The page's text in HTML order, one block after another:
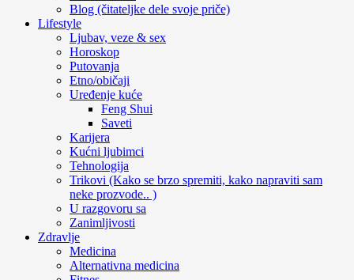
Blog (čitateljke dele svoje priče)
Lifestyle
Ljubav, veze & sex
Horoskop
Putovanja
Etno/običaji
Uređenje kuće
Feng Shui
Saveti
Karijera
Kućni ljubimci
Tehnologija
Trikovi (Kako se brzo spremiti, kako napraviti sam
neke prozvode.. )
U razgovoru sa
Zanimljivosti
Zdravlje
Medicina
Alternativna medicina